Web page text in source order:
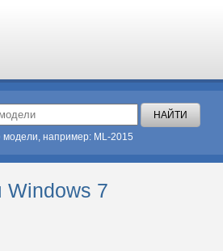
модели, например: ML-2015
Windows 7